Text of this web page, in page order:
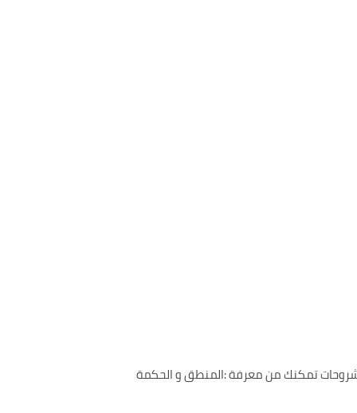
شروحات تمكنك من معرفة :المنطق و الحكمة